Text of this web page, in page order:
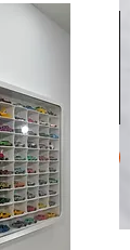
CONTATO